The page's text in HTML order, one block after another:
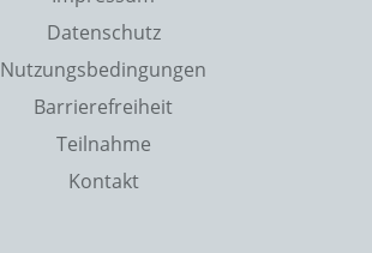
Datenschutz
Nutzungsbedingungen
Barrierefreiheit
Teilnahme
Kontakt